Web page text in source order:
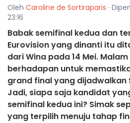
Oleh Caroline de Sortiraparis ·
23:16
Babak semifinal kedua dan
Eurovision yang dinanti itu
dari Wina pada 14 Mei.
berhadapan untuk
grand final yang dijadwalkan
Jadi, siapa saja kandidat
semifinal kedua ini? Simak
yang terpilih menuju tahap